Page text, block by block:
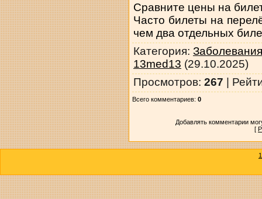
Сравните цены на
Часто билеты на
чем два отдельных
Категория:
13med13 (29.10.2025)
Просмотров: 267 |
Всего комментариев: 0
Добавлять комментарии
[